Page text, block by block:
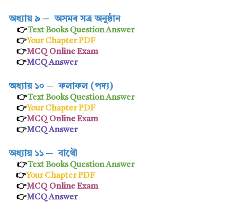
অধ্যায় ৯ ─ অসমৰ সত্ৰ অনুষ্ঠান
👉Text Books Question Answer
👉Your Chapter PDF
👉MCQ Online Exam
👉MCQ Answer
অধ্যায় ১০ ─ ফলাফল (পদ্য)
👉Text Books Question Answer
👉Your Chapter PDF
👉MCQ Online Exam
👉MCQ Answer
অধ্যায় ১১ ─ বাথৌ
👉Text Books Question Answer
👉Your Chapter PDF
👉MCQ Online Exam
👉MCQ Answer